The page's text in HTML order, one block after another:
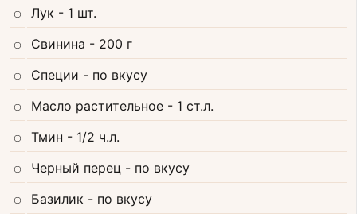
Лук - 1 шт.
Свинина - 200 г
Специи - по вкусу
Масло растительное - 1 ст.л.
Тмин - 1/2 ч.л.
Черный перец - по вкусу
Базилик - по вкусу